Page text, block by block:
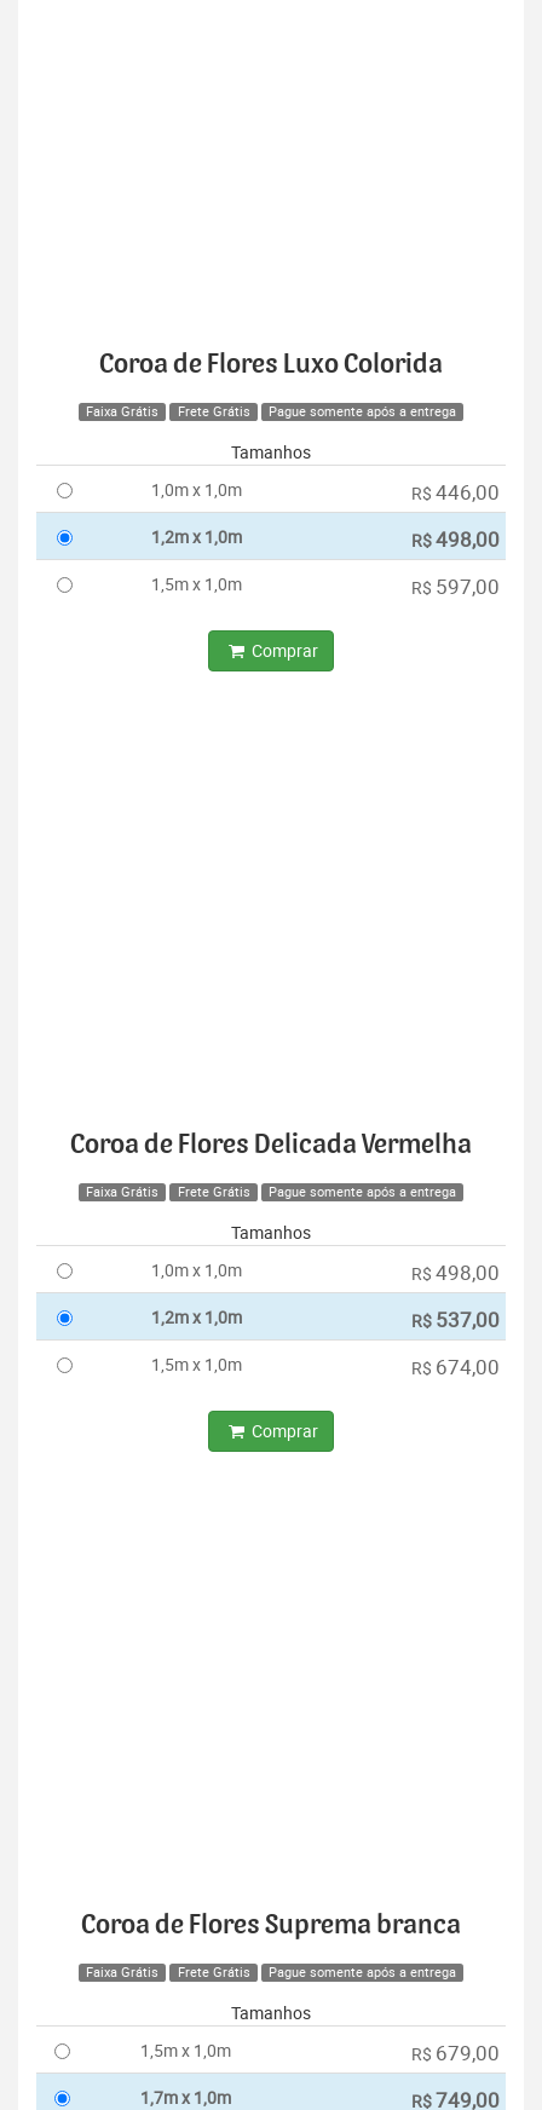
Coroa de Flores Luxo Colorida
Faixa Grátis Frete Grátis Pague somente após a entrega
Tamanhos
1,0m x 1,0m
R$ 446,00
1,2m x 1,0m R$498,00
1,5m x 1,0m R$ 597,00
Comprar
Coroa de Flores Delicada Vermelha
Faixa Grátis Frete Grátis Pague somente após a entrega
Tamanhos
1,0m x 1,0m
R$ 498,00
1,2m x 1,0m R$ 537,00
1,5m x 1,0m R$ 674,00
Comprar
Coroa de Flores Suprema branca
Faixa Grátis Frete Grátis Pague somente após a entrega
Tamanhos
1,5m x 1,0m
R$ 679,00
1,7m x 1,0m R$749,00